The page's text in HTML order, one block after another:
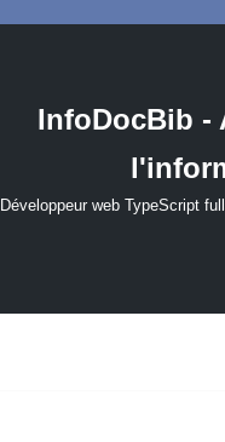
InfoDocBib -
Développeur web TypeScript